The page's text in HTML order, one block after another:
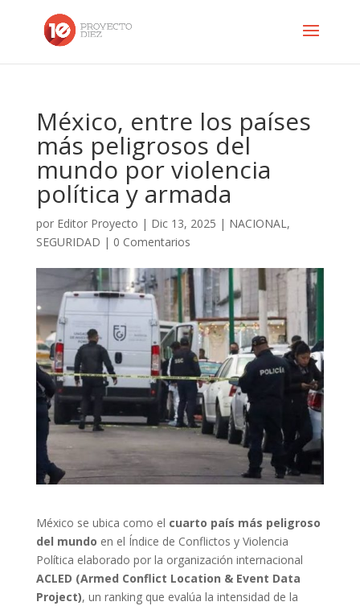
México, entre los países
más peligrosos del
mundo por violencia
política y armada
por Editor Proyecto | Dic 13, 2025 | NACIONAL,
SEGURIDAD | 0 Comentarios
México se ubica como el cuarto país más peligroso
del mundo en el Índice de Conflictos y Violencia
Política elaborado por la organización internacional
ACLED (Armed Conflict Location & Event Data
Project), un ranking que evalúa la intensidad de la